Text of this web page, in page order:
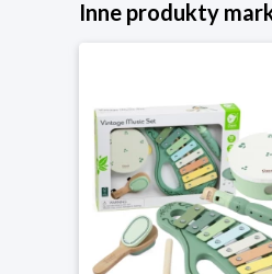
Inne produkty